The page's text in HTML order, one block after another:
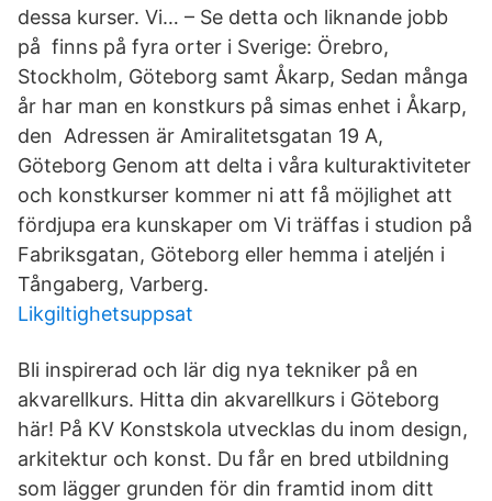
dessa kurser. Vi… – Se detta och liknande jobb
på finns på fyra orter i Sverige: Örebro,
Stockholm, Göteborg samt Åkarp, Sedan många
år har man en konstkurs på simas enhet i Åkarp,
den Adressen är Amiralitetsgatan 19 A,
Göteborg Genom att delta i våra kulturaktiviteter
och konstkurser kommer ni att få möjlighet att
fördjupa era kunskaper om ​Vi träffas i studion på
Fabriksgatan, Göteborg eller hemma i ateljén i
Tångaberg, Varberg.
Likgiltighetsuppsat
Bli inspirerad och lär dig nya tekniker på en
akvarellkurs. Hitta din akvarellkurs i Göteborg
här! På KV Konstskola utvecklas du inom design,
arkitektur och konst. Du får en bred utbildning
som lägger grunden för din framtid inom ditt